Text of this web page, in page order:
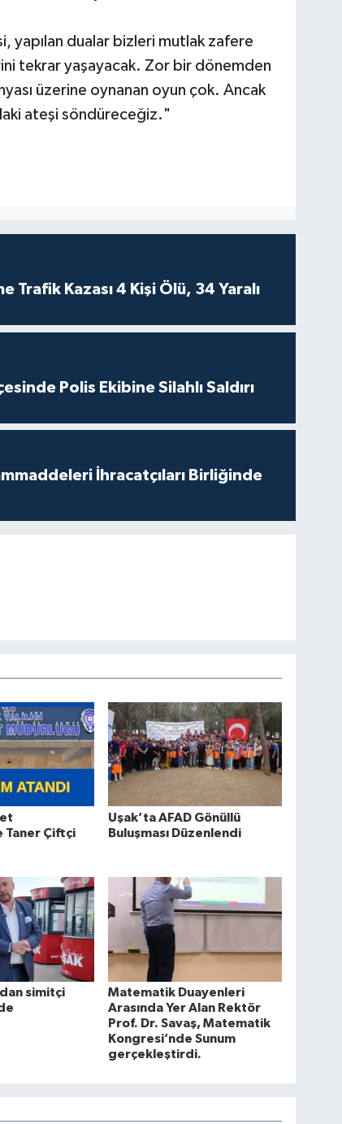
yapılan dualar bizleri mutlak zafere
tekrar yaşayacak. Zor bir dönemden
üzerine oynanan oyun çok. Ancak
ateşi söndüreceğiz."
Trafik Kazası 4 Kişi Ölü, 34 Yaralı
Polis Ekibine Silahlı Saldırı
İhracatçıları Birliğinde
Taner Çiftçi
Uşak’ta AFAD Gönüllü
Buluşması Düzenlendi
simitçi
Matematik Duayenleri
Arasında Yer Alan Rektör
Prof. Dr. Savaş, Matematik
Kongresi’nde Sunum
gerçekleştirdi.